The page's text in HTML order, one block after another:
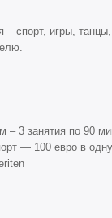
– спорт, игры,
– 3 занятия по 90
— 100 евро в